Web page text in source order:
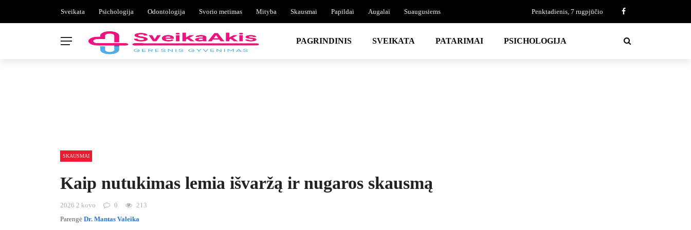
Sveikata Psichologija Odontologija Svorio metimas Mityba Skausmai Papildai Augalai Suaugusiems Penktadienis, 7 rugpjūčio
PAGRINDINIS SVEIKATA PATARIMAI PSICHOLOGIJA
SKAUSMAI
Kaip nutukimas lemia išvaržą ir nugaros skausmą
2026 2 kovo 0
213
Parengė Dr. Mantas Valeika